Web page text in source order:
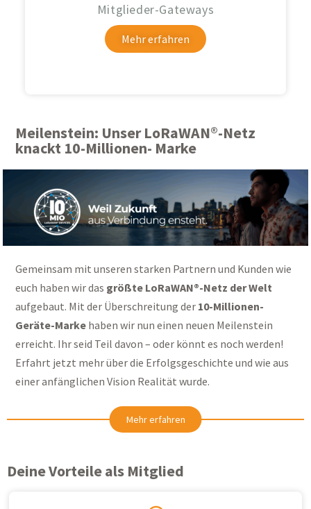
Mitglieder-Gateways
Mehr erfahren
Meilenstein: Unser LoRaWAN®-Netz
knackt 10-Millionen- Marke
Gemeinsam mit unseren starken Partnern und Kunden wie
euch haben wir das größte LoRaWAN®-Netz der Welt
aufgebaut. Mit der Überschreitung der 10-Millionen-
Geräte-Marke haben wir nun einen neuen Meilenstein
erreicht. Ihr seid Teil davon – oder könnt es noch werden!
Erfahrt jetzt mehr über die Erfolgsgeschichte und wie aus
einer anfänglichen Vision Realität wurde.
Mehr erfahren
Deine Vorteile als Mitglied